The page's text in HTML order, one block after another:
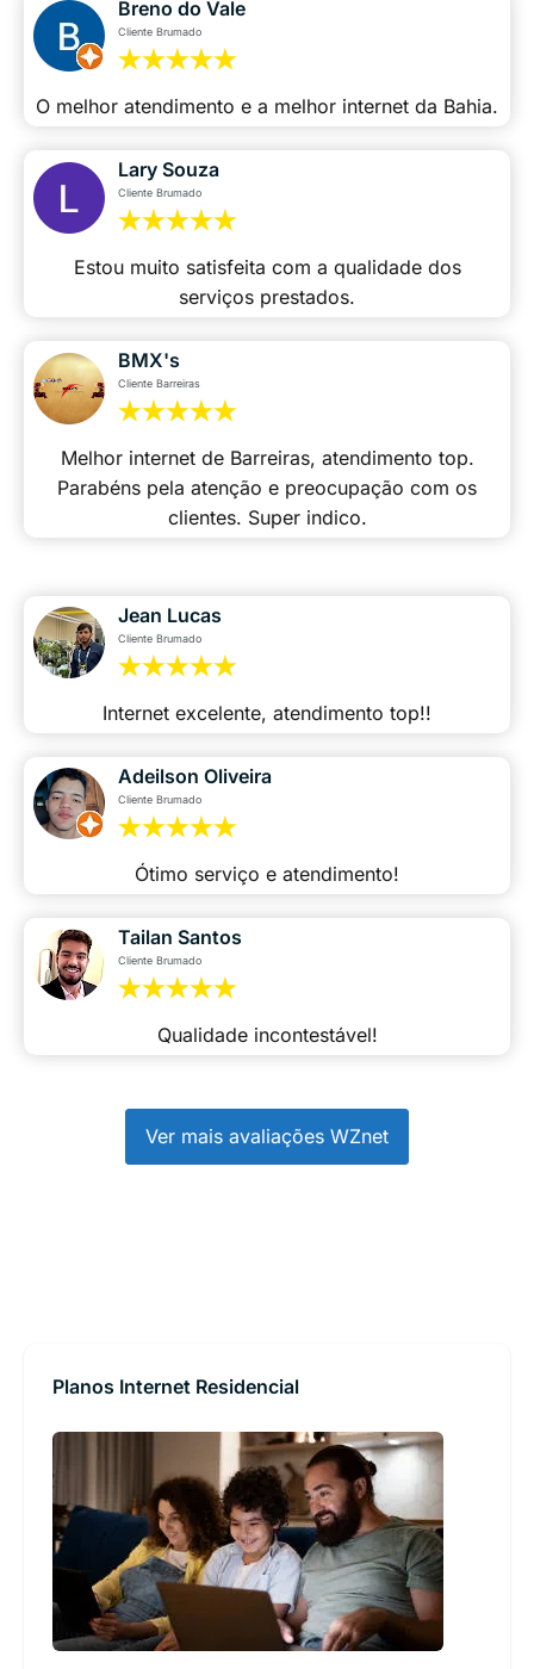
Breno do Vale
Cliente Brumado
O melhor atendimento e a melhor internet da Bahia.
Lary Souza
Cliente Brumado
Estou muito satisfeita com a qualidade dos
serviços prestados.
BMX's
Cliente Barreiras
Melhor internet de Barreiras, atendimento top.
Parabéns pela atenção e preocupação com os
clientes. Super indico.
Jean Lucas
Cliente Brumado
Internet excelente, atendimento top!!
Adeilson Oliveira
Cliente Brumado
Ótimo serviço e atendimento!
Tailan Santos
Cliente Brumado
Qualidade incontestável!
Ver mais avaliações WZnet
Planos Internet Residencial